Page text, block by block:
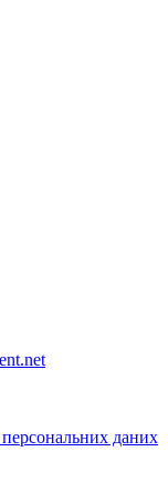
персональних даних